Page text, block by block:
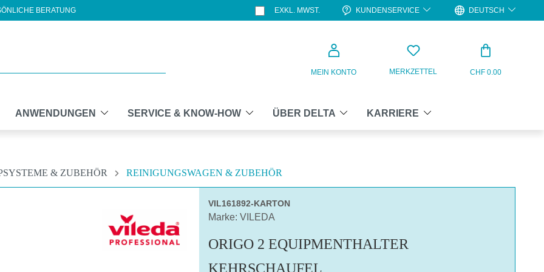
BERATUNG EXKL. MWST. KUNDENSERVICE DEUTSCH
MEIN KONTO MERKZETTEL CHF 0.00
ANWENDUNGEN SERVICE & KNOW-HOW ÜBER DELTA KARRIERE
& ZUBEHÖR
REINIGUNGSWAGEN & ZUBEHÖR
VIL161892-KARTON
Marke: VILEDA
ORIGO 2 EQUIPMENTHALTER
KEHRSCHAUFEL